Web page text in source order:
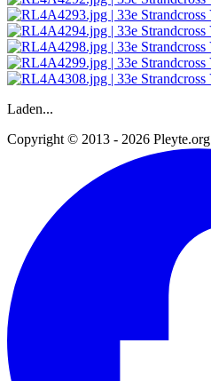
Laden...
Copyright © 2013 - 2026 Pleyte.org